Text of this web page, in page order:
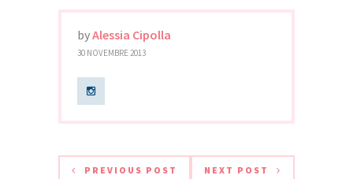
byAlessia Cipolla
30 NOVEMBRE 2013
PREVIOUS POST NEXT POST